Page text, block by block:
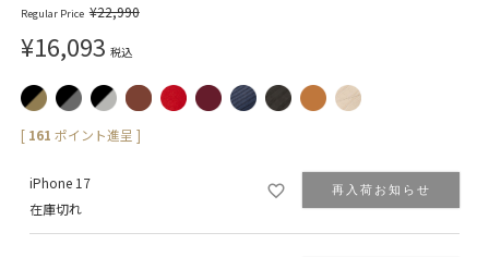
Regular Price ¥22,990
¥16,093 税込
[ 161 ポイント進呈 ]
iPhone 17
在庫切れ
再入荷お知らせ